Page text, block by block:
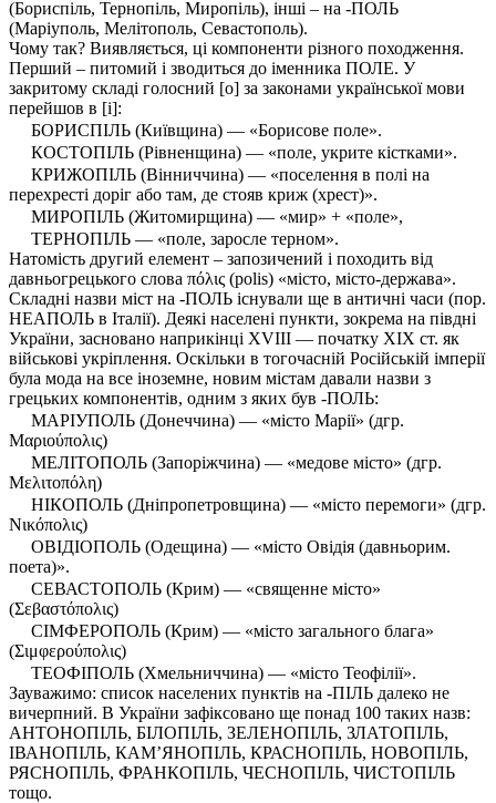
(Бориспіль, Тернопіль, Миропіль), інші – на -ПОЛЬ
(Маріуполь, Мелітополь, Севастополь).
Чому так? Виявляється, ці компоненти різного походження.
Перший – питомий і зводиться до іменника ПОЛЕ. У
закритому складі голосний [о] за законами української мови
перейшов в [і]:
БОРИСПІЛЬ (Київщина) — «Борисове поле».
КОСТОПІЛЬ (Рівненщина) — «поле, укрите кістками».
КРИЖОПІЛЬ (Вінниччина) — «поселення в полі на
перехресті доріг або там, де стояв криж (хрест)».
МИРОПІЛЬ (Житомирщина) — «мир» + «поле»,
ТЕРНОПІЛЬ — «поле, заросле терном».
Натомість другий елемент – запозичений і походить від
давньогрецького слова πόλις (polis) «місто, місто-держава».
Складні назви міст на -ПОЛЬ існували ще в античні часи (пор.
НЕАПОЛЬ в Італії). Деякі населені пункти, зокрема на півдні
України, засновано наприкінці XVIII — початку XIX ст. як
військові укріплення. Оскільки в тогочасній Російській імперії
була мода на все іноземне, новим містам давали назви з
грецьких компонентів, одним з яких був -ПОЛЬ:
МАРІУПОЛЬ (Донеччина) — «місто Марії» (дгр.
Μαριούπολις)
МЕЛІТОПОЛЬ (Запоріжчина) — «медове місто» (дгр.
Μελιτοπόλη)
НІКОПОЛЬ (Дніпропетровщина) — «місто перемоги» (дгр.
Νικόπολις)
ОВІДІОПОЛЬ (Одещина) — «місто Овідія (давньорим.
поета)».
СЕВАСТОПОЛЬ (Крим) — «священне місто»
(Σεβαστόπολις)
СІМФЕРОПОЛЬ (Крим) — «місто загального блага»
(Σιμφερούπολις)
ТЕОФІПОЛЬ (Хмельниччина) — «місто Теофілії».
Зауважимо: список населених пунктів на -ПІЛЬ далеко не
вичерпний. В України зафіксовано ще понад 100 таких назв:
АНТОНОПІЛЬ, БІЛОПІЛЬ, ЗЕЛЕНОПІЛЬ, ЗЛАТОПІЛЬ,
ІВАНОПІЛЬ, КАМ’ЯНОПІЛЬ, КРАСНОПІЛЬ, НОВОПІЛЬ,
РЯСНОПІЛЬ, ФРАНКОПІЛЬ, ЧЕСНОПІЛЬ, ЧИСТОПІЛЬ
тощо.